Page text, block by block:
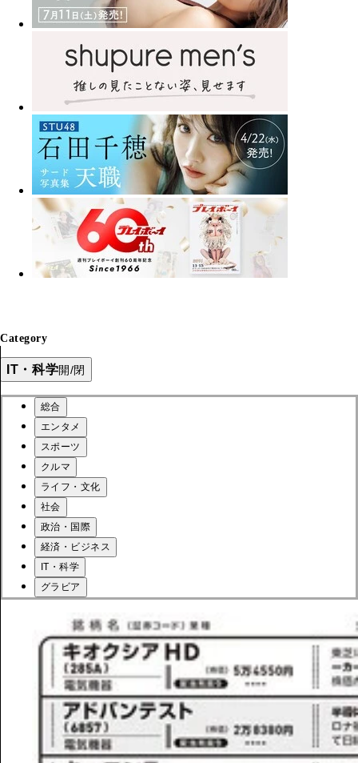
Category
IT・科学開/閉
総合
エンタメ
スポーツ
クルマ
ライフ・文化
社会
政治・国際
経済・ビジネス
IT・科学
グラビア